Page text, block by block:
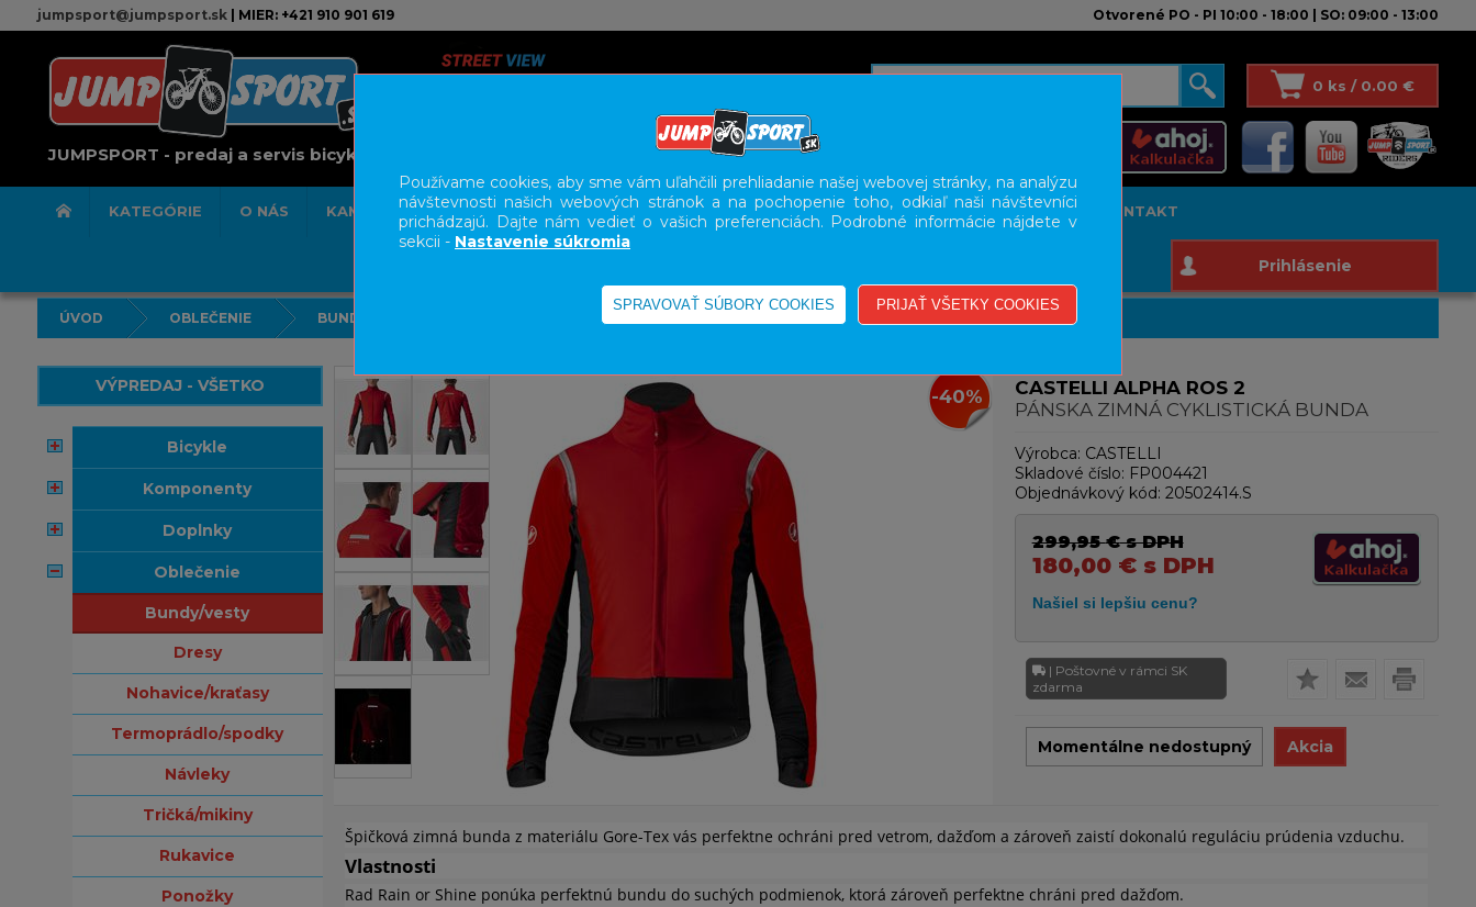
jumpsport@jumpsport.sk| MIER: +421 910 901 619 Otvorené PO - PI 10:00 - 18:00 | SO: 09:00 - 13:00
JUMPSPORT - predaj a servis bicyklov
0 ks / 0.00 €
KATEGÓRIE O NÁS KAMENNÁ PREDAJNA SERVIS SLUŽBY KARIÉRA BODY GEOMETRY FIT STUDIO KONTAKT
Prihlásenie
ÚVOD OBLEČENIE BUNDY/VESTY
VÝPREDAJ - VŠETKO
bicykle
komponenty
doplnky
oblečenie
bundy/vesty
dresy
nohavice/kraťasy
termoprádlo/spodky
návleky
tričká/mikiny
rukavice
ponožky
-40%
CASTELLI ALPHA ROS 2
PÁNSKA ZIMNÁ CYKLISTICKÁ BUNDA
Výrobca: CASTELLI
Skladové číslo: FP004421
Objednávkový kód: 20502414.S
299,95 €s DPH
180,00 €s DPH
| Poštovné v rámci SK
zdarma
Momentálne nedostupný Akcia
Špičková zimná bunda z materiálu Gore-Tex vás perfektne ochráni pred vetrom, dažďom a zároveň zaistí dokonalú reguláciu prúdenia vzduchu.
Vlastnosti
Rad Rain or Shine ponúka perfektnú bundu do suchých podmienok, ktorá zároveň perfektne chráni pred dažďom.
Používame cookies, aby sme vám uľahčili prehliadanie našej webovej stránky, na analýzu
návštevnosti našich webových stránok a na pochopenie toho, odkiaľ naši návštevníci
prichádzajú. Dajte nám vedieť o vašich preferenciách. Podrobné informácie nájdete v
sekcii - Nastavenie súkromia